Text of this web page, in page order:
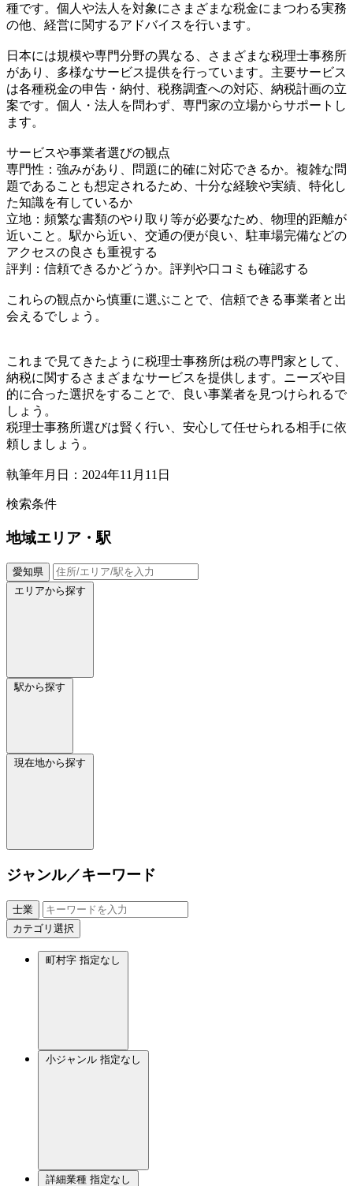
種です。個人や法人を対象にさまざまな税金にまつわる実務
の他、経営に関するアドバイスを行います。
日本には規模や専門分野の異なる、さまざまな税理士事務所
があり、多様なサービス提供を行っています。主要サービス
は各種税金の申告・納付、税務調査への対応、納税計画の立
案です。個人・法人を問わず、専門家の立場からサポートし
ます。
サービスや事業者選びの観点
専門性：強みがあり、問題に的確に対応できるか。複雑な問
題であることも想定されるため、十分な経験や実績、特化し
た知識を有しているか
立地：頻繁な書類のやり取り等が必要なため、物理的距離が
近いこと。駅から近い、交通の便が良い、駐車場完備などの
アクセスの良さも重視する
評判：信頼できるかどうか。評判や口コミも確認する
これらの観点から慎重に選ぶことで、信頼できる事業者と出
会えるでしょう。
これまで見てきたように税理士事務所は税の専門家として、
納税に関するさまざまなサービスを提供します。ニーズや目
的に合った選択をすることで、良い事業者を見つけられるで
しょう。
税理士事務所選びは賢く行い、安心して任せられる相手に依
頼しましょう。
執筆年月日：2024年11月11日
検索条件
地域エリア・駅
愛知県
エリアから探す
駅から探す
現在地から探す
ジャンル／キーワード
士業
カテゴリ選択
町村字 指定なし
小ジャンル 指定なし
詳細業種 指定なし